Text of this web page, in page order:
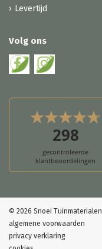
Levertijd
Volg ons
© 2026 Snoei Tuinmaterialen
algemene voorwaarden
privacy verklaring